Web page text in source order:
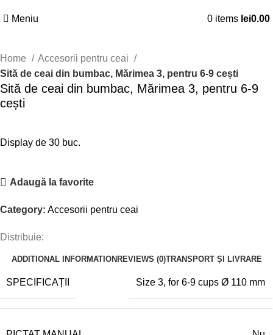
Meniu 0 items lei0.00
Home
Accesorii pentru ceai
Sită de ceai din bumbac, Mărimea 3, pentru 6-9 cești
Sită de ceai din bumbac, Mărimea 3, pentru 6-9
cești
Display de 30 buc.
Adaugă la favorite
Category: Accesorii pentru ceai
Distribuie:
ADDITIONAL INFORMATIONREVIEWS (0)TRANSPORT ȘI LIVRARE
SPECIFICAȚII Size 3, for 6-9 cups Ø 110 mm